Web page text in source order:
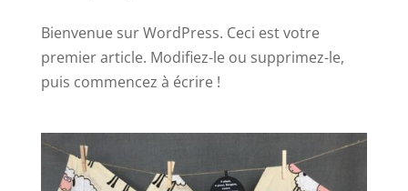
Bienvenue sur WordPress. Ceci est votre
premier article. Modifiez-le ou supprimez-le,
puis commencez à écrire !